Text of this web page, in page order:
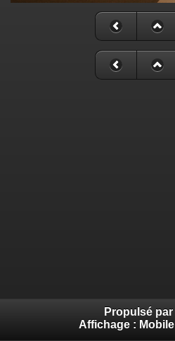
Propulsé par
Affichage : Mobile